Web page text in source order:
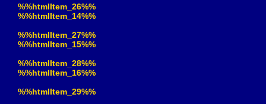
%%htmlItem_26%%
%%htmlItem_14%%
%%htmlItem_27%%
%%htmlItem_15%%
%%htmlItem_28%%
%%htmlItem_16%%
%%htmlItem_29%%